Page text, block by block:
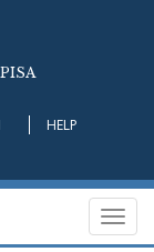
HELP